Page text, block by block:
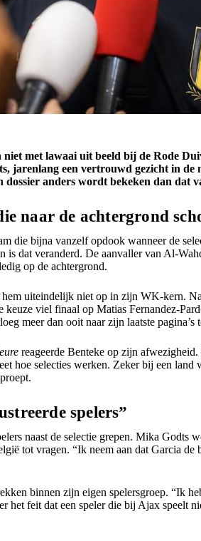
met lawaai uit beeld bij de Rode
jarenlang een vertrouwd gezicht in de
anders wordt bekeken dan dat
naar de achtergrond
die bijna vanzelf opdook wanneer de
is dat veranderd. De aanvaller van Al-
op de achtergrond.
uiteindelijk niet op in zijn WK-kern.
keuze viel finaal op Matias Fernandez-
meer dan ooit naar zijn laatste pagina’s
reageerde Benteke op zijn
hoe selecties werken. Zeker bij een land
spelers”
naast de selectie grepen. Mika Godts
tot vragen. “Ik neem aan dat Garcia de
binnen zijn eigen spelersgroep. “Ik
het feit dat een speler die bij Ajax speelt